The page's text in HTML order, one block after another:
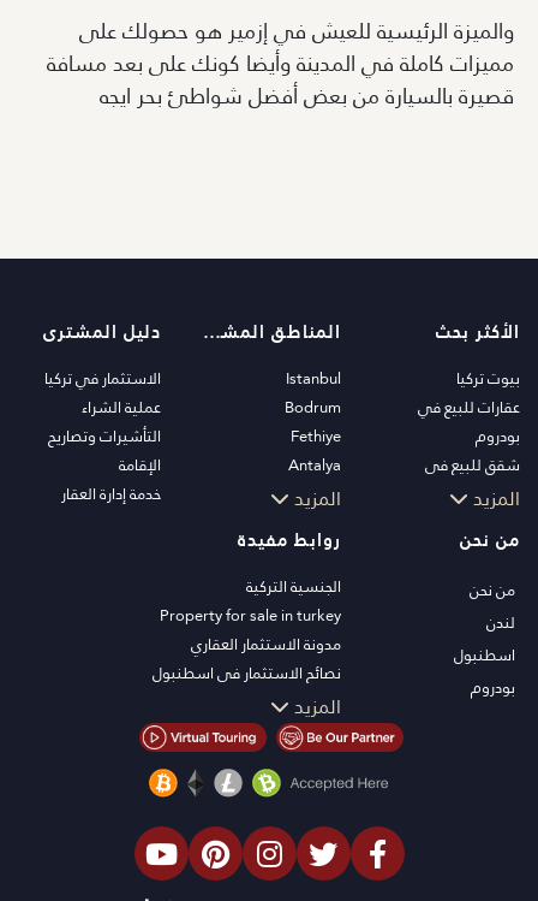
والميزة الرئيسية للعيش في إزمير هو حصولك على
مميزات كاملة في المدينة وأيضا كونك على بعد مسافة
قصيرة بالسيارة من بعض أفضل شواطئ بحر ايجه
الأكثر بحث
بيوت تركيا
عقارات للبيع في
بودروم
شقق للبيع في
اسطنبول
فلل بودروم
شقق للبيع في انطاليا
منازل انطاليا
المزيد
المناطق المشهورة
Istanbul
Bodrum
Fethiye
Antalya
Kalkan
Kas
Bursa
Gocek
Side
Kemer
Dalyan
Izmir
Belek
المزيد
دليل المشترى
الاستثمار في تركيا
عملية الشراء
التأشيرات وتصاريح
الإقامة
خدمة إدارة العقار
من نحن
من نحن
لندن
اسطنبول
بودروم
روابط مفيدة
الجنسية التركية
Property for sale in turkey
مدونة الاستثمار العقاري
نصائح الاستثمار في اسطنبول
تلفزيون PT
عقارات اسطنبول للاستثمار
اعرض عقارك للبيع
الصفقة
العقارات الفاخرة
الاستثمار
المزيد